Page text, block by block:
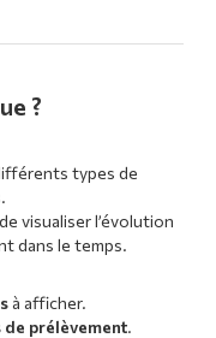
?
types de
visualiser l’évolution
dans le temps.
à afficher.
de prélèvement.